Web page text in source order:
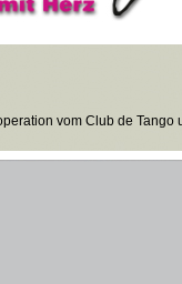
vom Club de